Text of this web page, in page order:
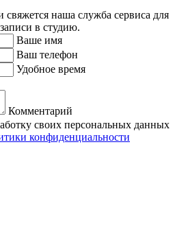
свяжется наша служба сервиса для
в студию.
Ваше имя
Ваш телефон
Удобное время
Комментарий
своих персональных данных
конфиденциальности